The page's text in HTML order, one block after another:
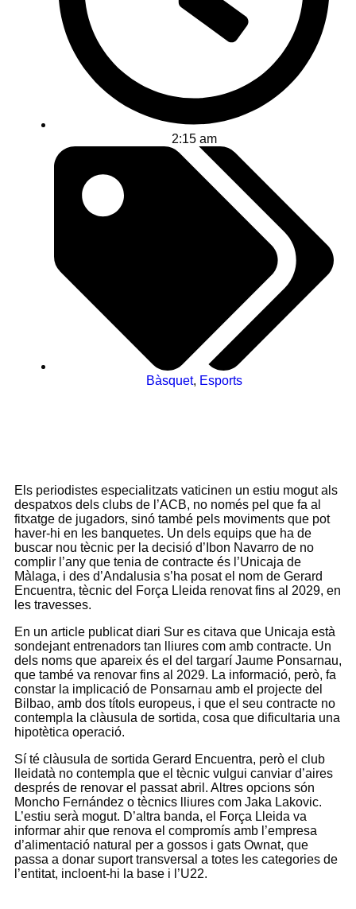
2:15 am
Bàsquet, Esports
Els periodistes especialitzats vaticinen un estiu mogut als
despatxos dels clubs de l’ACB, no només pel que fa al
fitxatge de jugadors, sinó també pels moviments que pot
haver-hi en les banquetes. Un dels equips que ha de
buscar nou tècnic per la decisió d’Ibon Navarro de no
complir l’any que tenia de contracte és l’Unicaja de
Màlaga, i des d’Andalusia s’ha posat el nom de Gerard
Encuentra, tècnic del Força Lleida renovat fins al 2029, en
les travesses.
En un article publicat diari Sur es citava que Unicaja està
sondejant entrenadors tan lliures com amb contracte. Un
dels noms que apareix és el del targarí Jaume Ponsarnau,
que també va renovar fins al 2029. La informació, però, fa
constar la implicació de Ponsarnau amb el projecte del
Bilbao, amb dos títols europeus, i que el seu contracte no
contempla la clàusula de sortida, cosa que dificultaria una
hipotètica operació.
Sí té clàusula de sortida Gerard Encuentra, però el club
lleidatà no contempla que el tècnic vulgui canviar d’aires
després de renovar el passat abril. Altres opcions són
Moncho Fernández o tècnics lliures com Jaka Lakovic.
L’estiu serà mogut. D’altra banda, el Força Lleida va
informar ahir que renova el compromís amb l’empresa
d’alimentació natural per a gossos i gats Ownat, que
passa a donar suport transversal a totes les categories de
l’entitat, incloent-hi la base i l’U22.